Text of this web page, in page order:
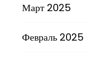
Март 2025
Февраль 2025